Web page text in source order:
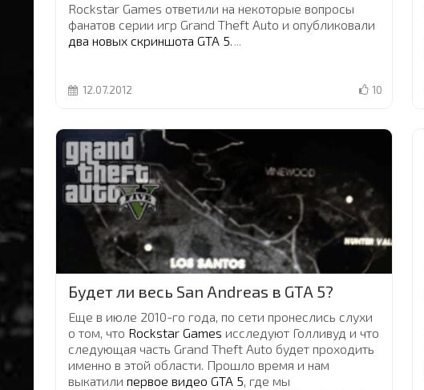
Rockstar Games ответили на некоторые вопросы
фанатов серии игр Grand Theft Auto и опубликовали
два новых скриншота GTA 5....
10
12.07.2012
Будет ли весь San Andreas в GTA 5?
Еще в июле 2010-го года, по сети пронеслись слухи
о том, что Rockstar Games исследуют Голливуд и что
следующая часть Grand Theft Auto будет проходить
именно в этой области. Прошло время и нам
выкатили первое видео GTA 5, где мы